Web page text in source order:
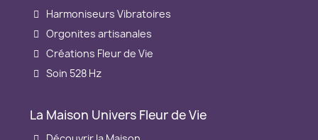
Harmoniseurs Vibratoires
Orgonites artisanales
Créations Fleur de Vie
Soin 528 Hz
La Maison Univers Fleur de Vie